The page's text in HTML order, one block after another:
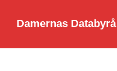
Damernas Databyrå